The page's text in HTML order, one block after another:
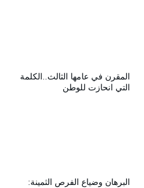
المقرن في عامها الثالث..الكلمة
التي انحازت للوطن
البرهان وضياع الفرص الثمينة: